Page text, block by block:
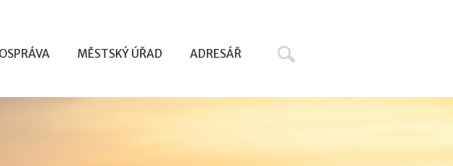
MĚSTSKÝ ÚŘAD ADRESÁŘ